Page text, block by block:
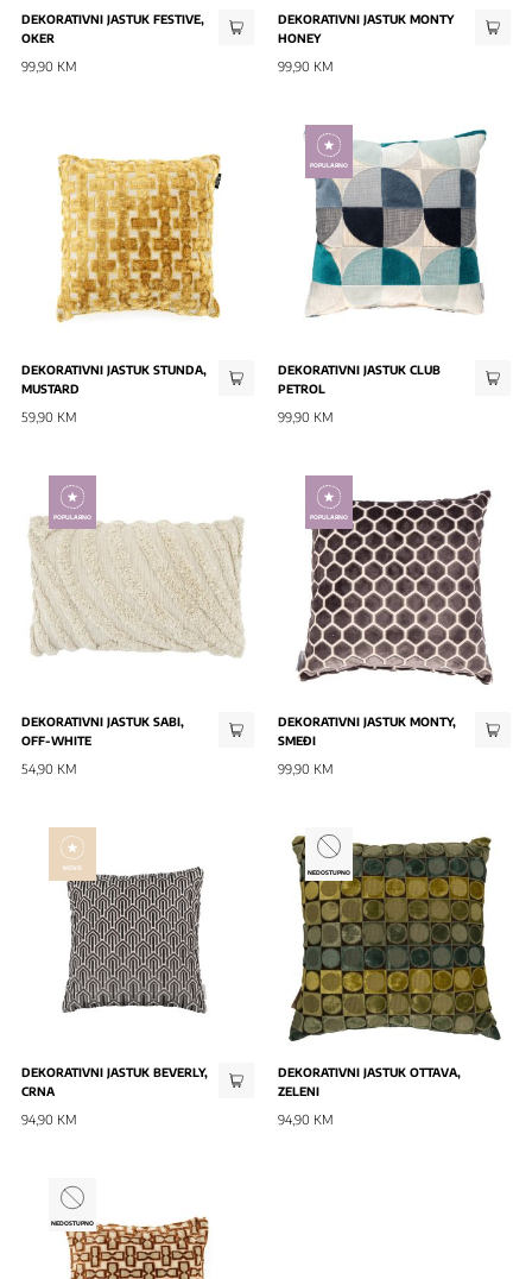
DEKORATIVNI JASTUK FESTIVE,
OKER
99,90 KM
DEKORATIVNI JASTUK MONTY
HONEY
99,90 KM
DEKORATIVNI JASTUK STUNDA,
MUSTARD
59,90 KM
POPULARNO
DEKORATIVNI JASTUK CLUB
PETROL
99,90 KM
POPULARNO
DEKORATIVNI JASTUK SABI,
OFF-WHITE
54,90 KM
POPULARNO
DEKORATIVNI JASTUK MONTY,
SMEĐI
99,90 KM
NOVO
DEKORATIVNI JASTUK BEVERLY,
CRNA
94,90 KM
NEDOSTUPNO
DEKORATIVNI JASTUK OTTAVA,
ZELENI
94,90 KM
NEDOSTUPNO